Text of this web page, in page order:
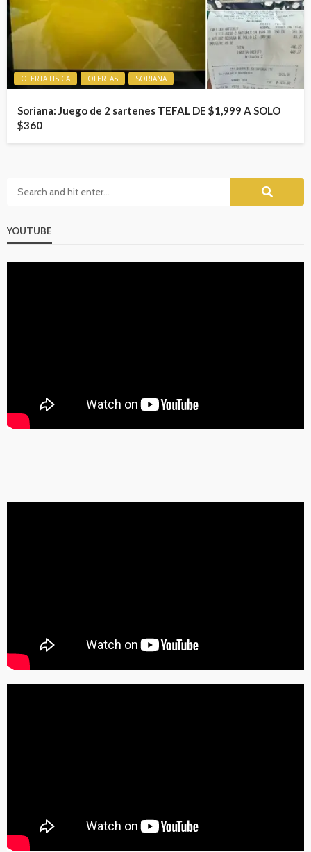
OFERTA FISICA OFERTAS SORIANA
Soriana: Juego de 2 sartenes TEFAL DE $1,999 A SOLO
$360
YOUTUBE